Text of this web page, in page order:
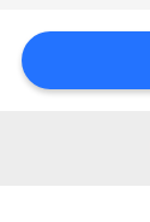
PLAN
DU
SITE